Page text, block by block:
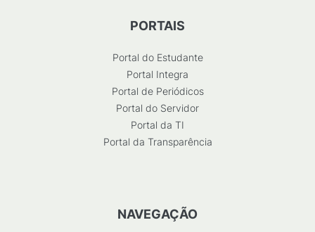
PORTAIS
Portal do Estudante
Portal Integra
Portal de Periódicos
Portal do Servidor
Portal da TI
Portal da Transparência
NAVEGAÇÃO